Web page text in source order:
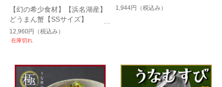
【幻の希少食材】【浜名湖産】
どうまん蟹【SSサイズ】
340~419g
12,960円 （税込み）
在庫切れ
1,944円 （税込み）